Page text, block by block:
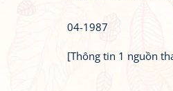
04-1987
[Thông tin 1 nguồn